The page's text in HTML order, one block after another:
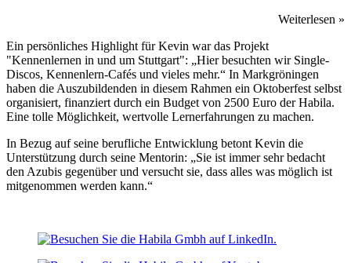
Weiterlesen »
Ein persönliches Highlight für Kevin war das Projekt
"Kennenlernen in und um Stuttgart": „Hier besuchten wir Single-
Discos, Kennenlern-Cafés und vieles mehr.“ In Markgröningen
haben die Auszubildenden in diesem Rahmen ein Oktoberfest selbst
organisiert, finanziert durch ein Budget von 2500 Euro der Habila.
Eine tolle Möglichkeit, wertvolle Lernerfahrungen zu machen.
In Bezug auf seine berufliche Entwicklung betont Kevin die
Unterstützung durch seine Mentorin: „Sie ist immer sehr bedacht
den Azubis gegenüber und versucht sie, dass alles was möglich ist
mitgenommen werden kann.“